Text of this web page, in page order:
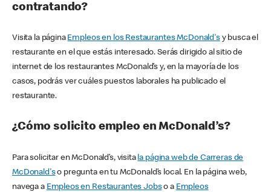
contratando?
Visita la página Empleos en los Restaurantes McDonald'sy busca el
restaurante en el que estás interesado. Serás dirigido al sitio de
internet de los restaurantes McDonald’s y, en la mayoría de los
casos, podrás ver cuáles puestos laborales ha publicado el
restaurante.
¿Cómo solicito empleo en McDonald’s?
Para solicitar en McDonald’s, visita la página web de Carreras de
McDonald'so pregunta en tu McDonald’s local. En la página web,
navega a Empleos en Restaurantes Jobso a Empleos